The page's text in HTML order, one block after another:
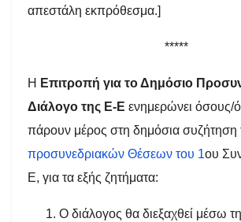
απεστάλη εκπρόθεσμα.]
*****
Η Επιτροπή για το Δημόσιο
Διάλογο της Ε-Ε ενημερώνει όσους/
πάρουν μέρος στη δημόσια συζήτηση
προσυνεδριακών Θέσεων του 1ου
Ε, για τα εξής ζητήματα:
Ο διάλογος θα διεξαχθεί μέσω